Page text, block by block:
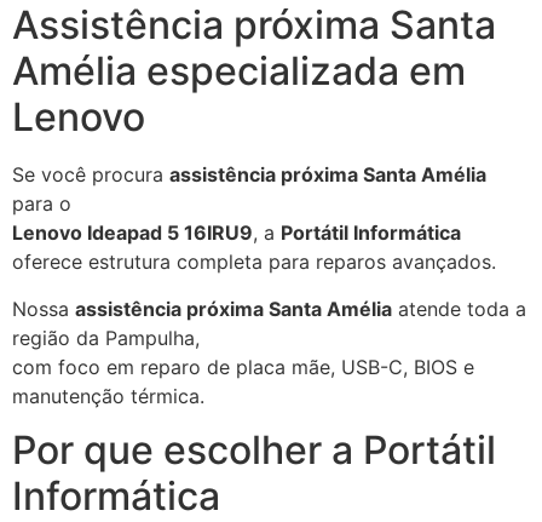
Assistência próxima Santa
Amélia especializada em
Lenovo
Se você procura assistência próxima Santa Amélia
para o
Lenovo Ideapad 5 16IRU9, a Portátil Informática
oferece estrutura completa para reparos avançados.
Nossa assistência próxima Santa Amélia atende toda a
região da Pampulha,
com foco em reparo de placa mãe, USB-C, BIOS e
manutenção térmica.
Por que escolher a Portátil
Informática